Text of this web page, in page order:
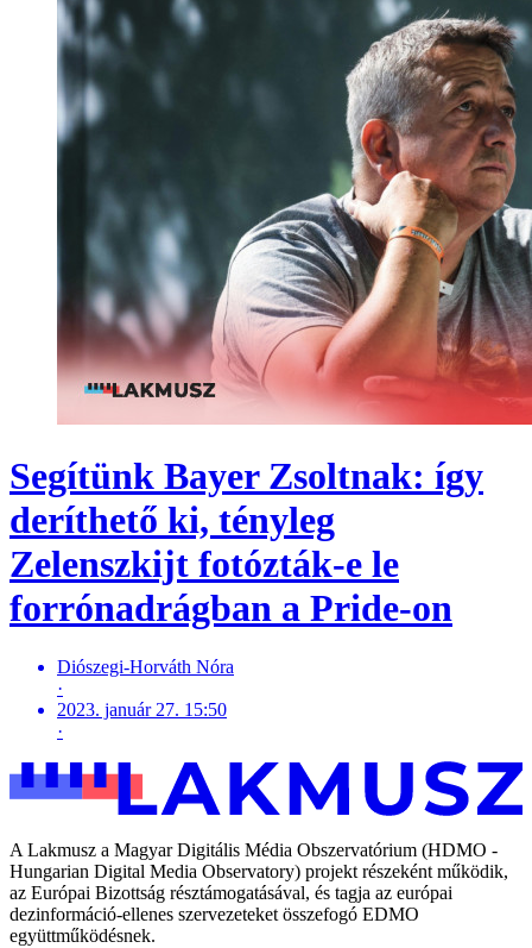
Segítünk Bayer Zsoltnak: így
deríthető ki, tényleg
Zelenszkijt fotózták-e le
forrónadrágban a Pride-on
Diószegi-Horváth Nóra
·
2023. január 27. 15:50
·
A Lakmusz a Magyar Digitális Média Obszervatórium (HDMO -
Hungarian Digital Media Observatory) projekt részeként működik,
az Európai Bizottság résztámogatásával, és tagja az európai
dezinformáció-ellenes szervezeteket összefogó EDMO
együttműködésnek.